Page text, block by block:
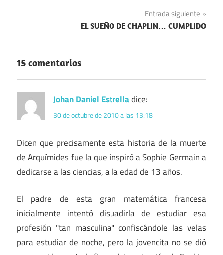
de
Entrada siguiente
EL SUEÑO DE CHAPLIN… CUMPLIDO
15 comentarios
Johan Daniel Estrelladice:
30 de octubre de 2010 a las 13:18
Dicen que precisamente esta historia de la muerte
de Arquímides fue la que inspiró a Sophie Germain a
dedicarse a las ciencias, a la edad de 13 años.
El padre de esta gran matemática francesa
inicialmente intentó disuadirla de estudiar esa
profesión "tan masculina" confiscándole las velas
para estudiar de noche, pero la jovencita no se dió